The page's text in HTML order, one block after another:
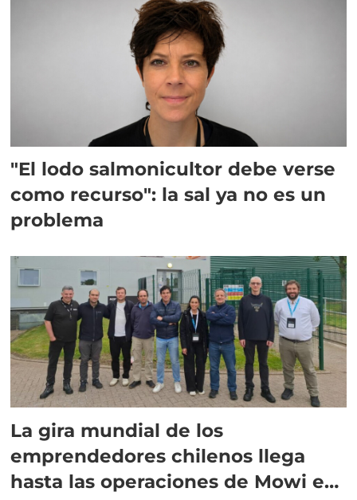
"El lodo salmonicultor debe verse
como recurso": la sal ya no es un
problema
La gira mundial de los
emprendedores chilenos llega
hasta las operaciones de Mowi en